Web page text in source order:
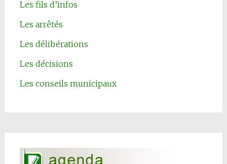
Les fils d’infos
Les arrêtés
Les délibérations
Les décisions
Les conseils municipaux